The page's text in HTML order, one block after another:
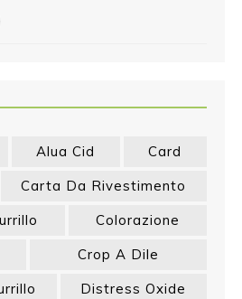
Alua Cid
Card
Carta Da Rivestimento
Colorazione
Crop A Dile
Distress Oxide